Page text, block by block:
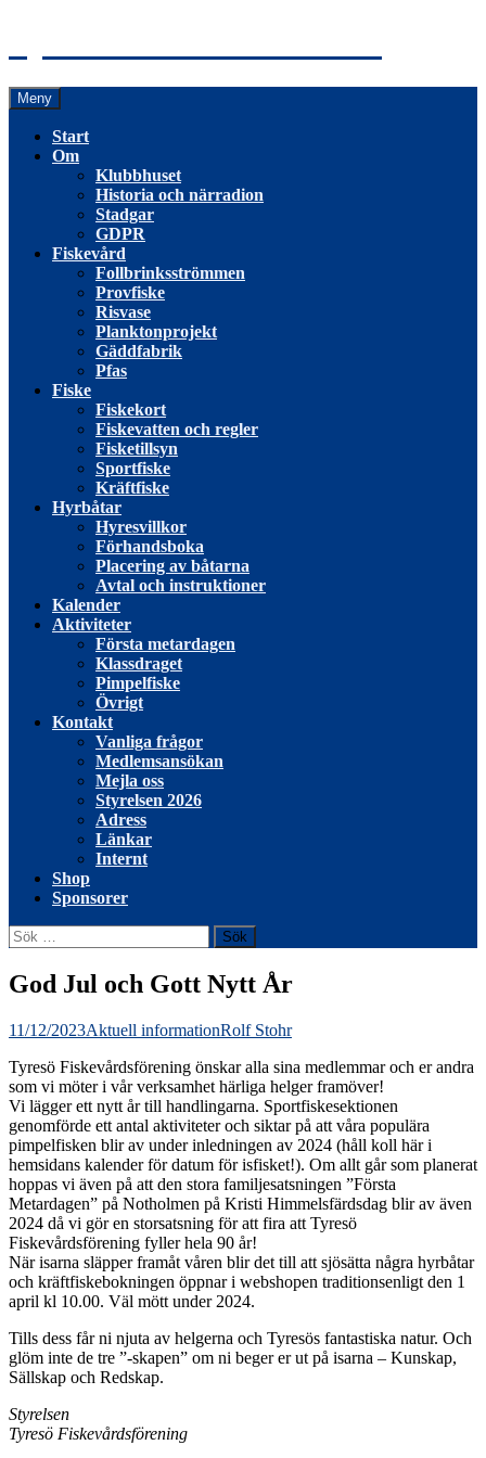
Meny
Start
Om
Klubbhuset
Historia och närradion
Stadgar
GDPR
Fiskevård
Follbrinksströmmen
Provfiske
Risvase
Planktonprojekt
Gäddfabrik
Pfas
Fiske
Fiskekort
Fiskevatten och regler
Fisketillsyn
Sportfiske
Kräftfiske
Hyrbåtar
Hyresvillkor
Förhandsboka
Placering av båtarna
Avtal och instruktioner
Kalender
Aktiviteter
Första metardagen
Klassdraget
Pimpelfiske
Övrigt
Kontakt
Vanliga frågor
Medlemsansökan
Mejla oss
Styrelsen 2026
Adress
Länkar
Internt
Shop
Sponsorer
Sök
efter:
God Jul och Gott Nytt År
11/12/2023Aktuell informationRolf Stohr
Tyresö Fiskevårdsförening önskar alla sina medlemmar och er andra
som vi möter i vår verksamhet härliga helger framöver!
Vi lägger ett nytt år till handlingarna. Sportfiskesektionen
genomförde ett antal aktiviteter och siktar på att våra populära
pimpelfisken blir av under inledningen av 2024 (håll koll här i
hemsidans kalender för datum för isfisket!). Om allt går som planerat
hoppas vi även på att den stora familjesatsningen ”Första
Metardagen” på Notholmen på Kristi Himmelsfärdsdag blir av även
2024 då vi gör en storsatsning för att fira att Tyresö
Fiskevårdsförening fyller hela 90 år!
När isarna släpper framåt våren blir det till att sjösätta några hyrbåtar
och kräftfiskebokningen öppnar i webshopen traditionsenligt den 1
april kl 10.00. Väl mött under 2024.
Tills dess får ni njuta av helgerna och Tyresös fantastiska natur. Och
glöm inte de tre ”-skapen” om ni beger er ut på isarna – Kunskap,
Sällskap och Redskap.
Styrelsen
Tyresö Fiskevårdsförening